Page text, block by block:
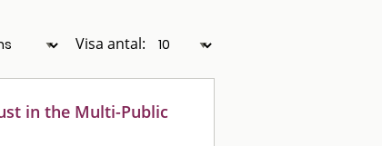
Visa antal:
in the Multi-Public